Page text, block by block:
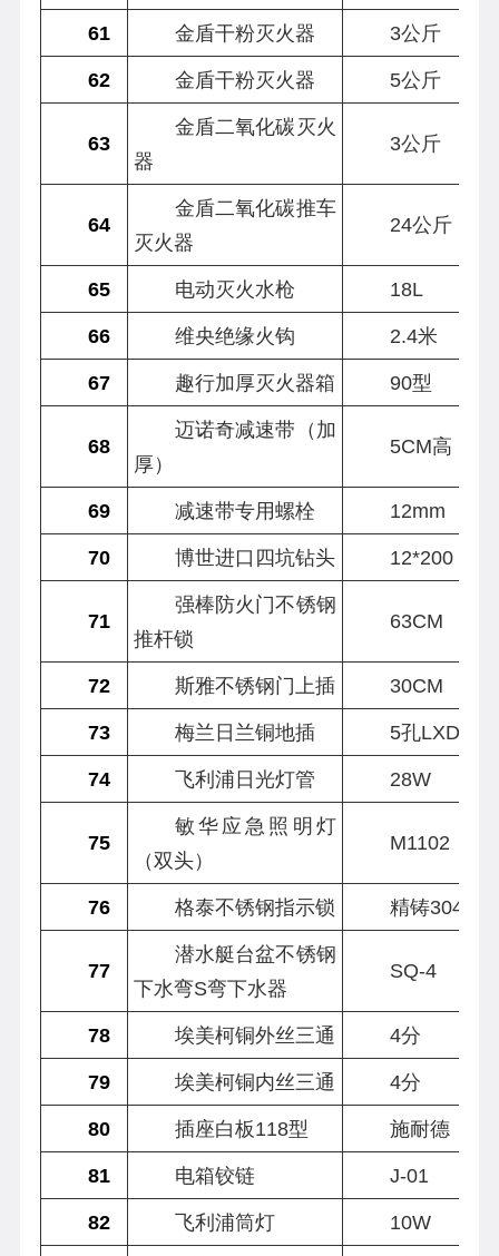
61 金盾干粉灭火器
3公斤
62
金盾干粉灭火器 5公斤
63
金盾二氧化碳灭火
器
3公斤
64
金盾二氧化碳推车
灭火器
24公斤
65 电动灭火水枪
18L
66
维央绝缘火钩
2.4米
67
趣行加厚灭火器箱 90型
68
迈诺奇减速带（加
厚）
5CM高
69 减速带专用螺栓
12mm
70
博世进口四坑钻头 12*200
71
强棒防火门不锈钢
推杆锁
63CM
72 斯雅不锈钢门上插
30CM
73
梅兰日兰铜地插
5孔LXDC-
74
飞利浦日光灯管 28W
75
敏华应急照明灯
（双头）
M1102
76 格泰不锈钢指示锁 精铸304 JF
77
潜水艇台盆不锈钢
下水弯S弯下水器
SQ-4
78 埃美柯铜外丝三通
4分
79
埃美柯铜内丝三通
4分
80
插座白板118型
施耐德
81
电箱铰链
J-01
82
飞利浦筒灯
10W